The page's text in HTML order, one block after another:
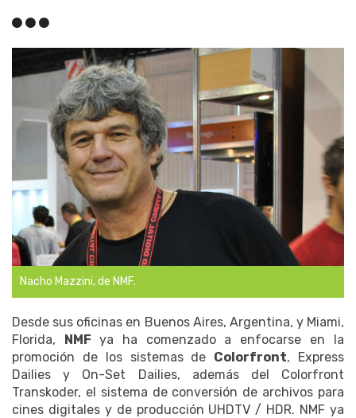
Nacho Mazzini, de NMF.
Desde sus oficinas en Buenos Aires, Argentina, y Miami,
Florida, NMF ya ha comenzado a enfocarse en la
promoción de los sistemas de Colorfront, Express
Dailies y On-Set Dailies, además del Colorfront
Transkoder, el sistema de conversión de archivos para
cines digitales y de producción UHDTV / HDR. NMF ya